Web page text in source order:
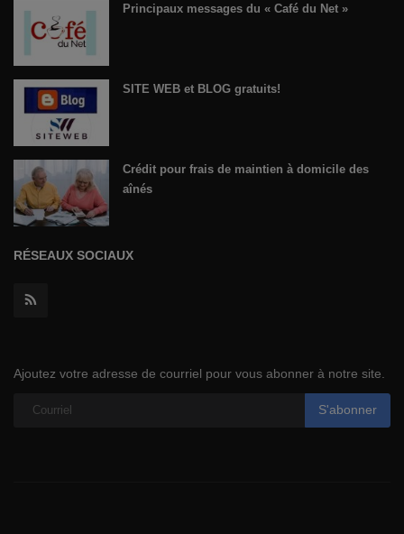
Principaux messages du « Café du Net »
SITE WEB et BLOG gratuits!
Crédit pour frais de maintien à domicile des
aînés
RÉSEAUX SOCIAUX
Ajoutez votre adresse de courriel pour vous abonner à notre site.
S'abonner